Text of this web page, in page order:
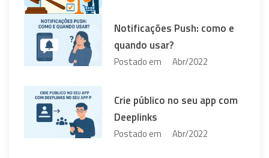
Notificações Push: como e
quando usar?
Postado em Abr/2022
Crie público no seu app com
Deeplinks
Postado em Abr/2022